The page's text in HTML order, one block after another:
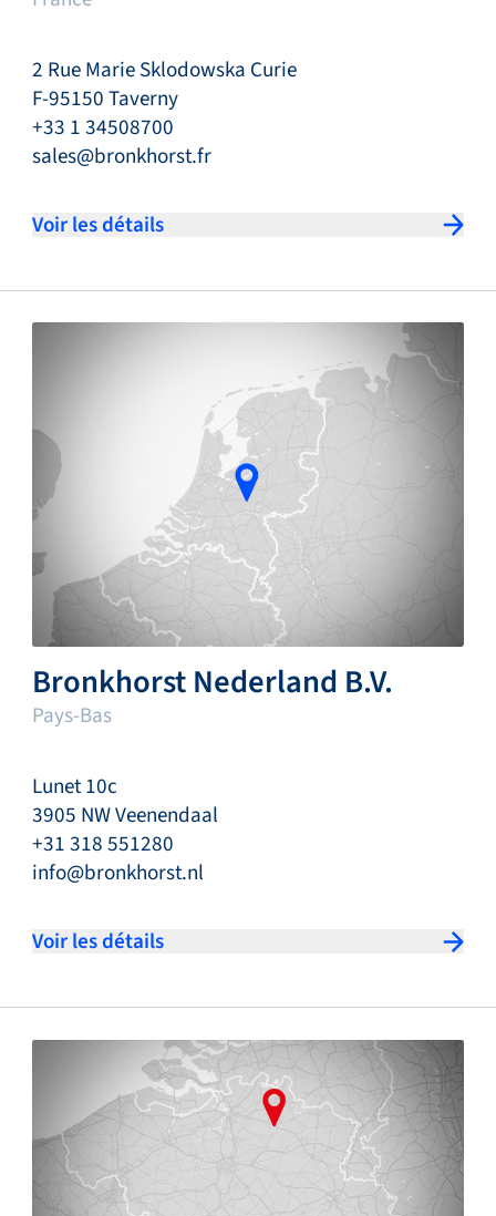
2 Rue Marie Sklodowska Curie
F-95150 Taverny
+33 1 34508700
sales@bronkhorst.fr
Voir les détails
Bronkhorst Nederland B.V.
Pays-Bas
Lunet 10c
3905 NW Veenendaal
+31 318 551280
info@bronkhorst.nl
Voir les détails